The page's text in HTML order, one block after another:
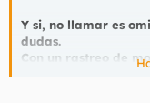
Y si, no llamar es
dudas.
Con un rastreo de
quienes son la